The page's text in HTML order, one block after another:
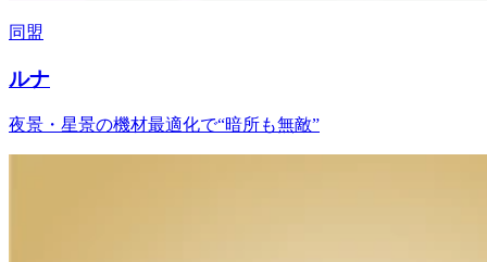
同盟
ルナ
夜景・星景の機材最適化で“暗所も無敵”